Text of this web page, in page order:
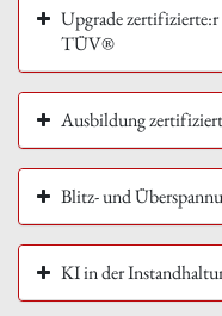
Upgrade
TÜV®
Ausbildung
Blitz- und
KI in der